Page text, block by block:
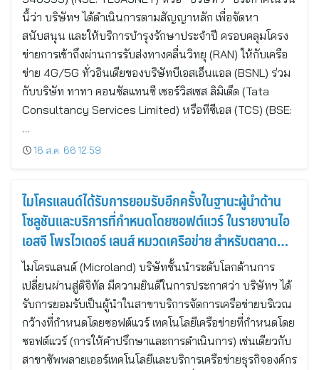
นี้ว่า บริษัทฯ ได้ดำเนินการตามสัญญาหลัก เพื่อจัดหา
สนับสนุน และให้บริการบำรุงรักษาประจำปี ครอบคลุมโครง
ข่ายการเข้าถึงผ่านการรับส่งทางคลื่นวิทยุ (RAN) ให้กับเครือ
ข่าย 4G/5G ทั่วอินเดียของบริษัทบีเอสเอ็นแอล (BSNL) ร่วม
กับบริษัท ทาทา คอนซัลแทนซี เซอร์วิสเซส ลิมิเต็ด (Tata
Consultancy Services Limited) หรือทีซีเอส (TCS) (BSE:
…
16 ส.ค. 66 12:59
ไมโครแลนด์ได้รับการยอมรับอีกครั้งในฐานะผู้นำด้าน
โซลูชันและบริการที่กำหนดโดยซอฟต์แวร์ ในรายงานไอ
เอสจี โพรไวเดอร์ เลนส์ หมวดเครือข่าย สำหรับตลาด
สหรัฐและสหราชอาณาจักร
ไมโครแลนด์ (Microland) บริษัทชั้นนำระดับโลกด้านการ
เปลี่ยนผ่านสู่ดิจิทัล มีความยินดีในการประกาศว่า บริษัทฯ ได้
รับการยอมรับเป็นผู้นำในสาขาบริการจัดการเครือข่ายบริเวณ
กว้างที่กำหนดโดยซอฟต์แวร์ เทคโนโลยีเครือข่ายที่กำหนดโดย
ซอฟต์แวร์ (การให้คำปรึกษาและการดำเนินการ) เช่นเดียวกับ
สาขาซัพพลายเออร์เทคโนโลยีและบริการเครือข่ายธุรกิจองค์กร